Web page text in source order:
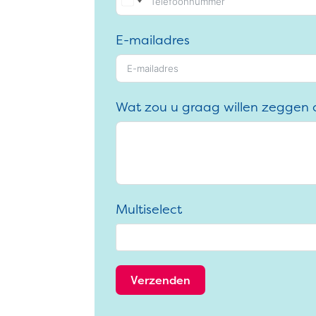
E-mailadres
Wat zou u graag willen zeggen
Multiselect
Verzenden